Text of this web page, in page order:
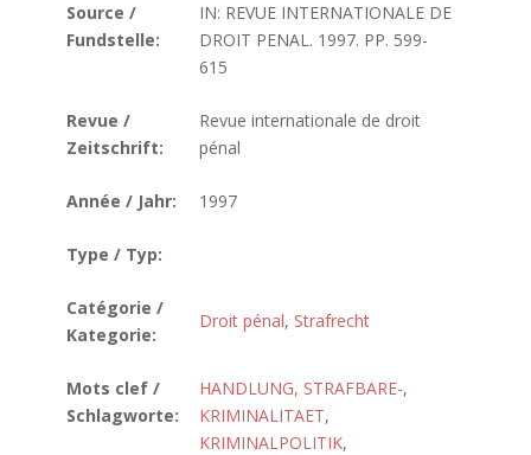
Source /
Fundstelle:
IN: REVUE INTERNATIONALE DE
DROIT PENAL. 1997. PP. 599-
615
Revue /
Zeitschrift:
Revue internationale de droit
pénal
Année / Jahr: 1997
Type / Typ:
Catégorie /
Kategorie:
Droit pénal, Strafrecht
Mots clef /
Schlagworte:
HANDLUNG, STRAFBARE-,
KRIMINALITAET,
KRIMINALPOLITIK,